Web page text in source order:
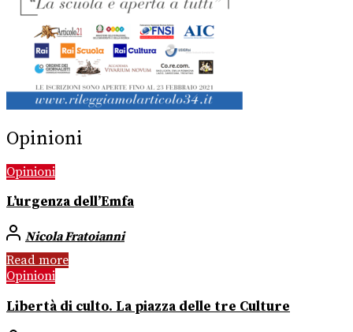
Opinioni
Opinioni
L’urgenza dell’Emfa
Nicola Fratoianni
Read more
Opinioni
Libertà di culto. La piazza delle tre Culture